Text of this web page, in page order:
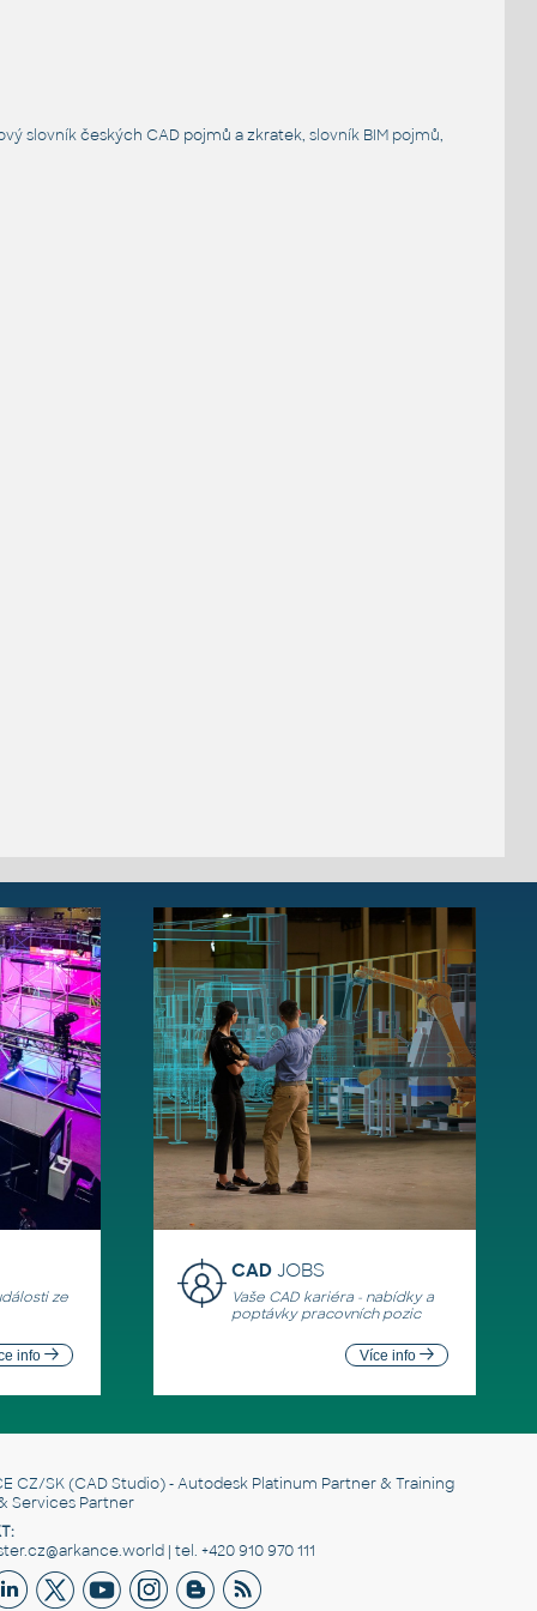
slovníkčeských CAD pojmů a zkratek, slovník BIM pojmů,
ze
info
CADJOBS
Vaše CAD kariéra - nabídky a
poptávky pracovních pozic
Více info
CZ/SK(CAD Studio) - Autodesk Platinum Partner & Training
Services Partner
| tel. +420 910 970 111